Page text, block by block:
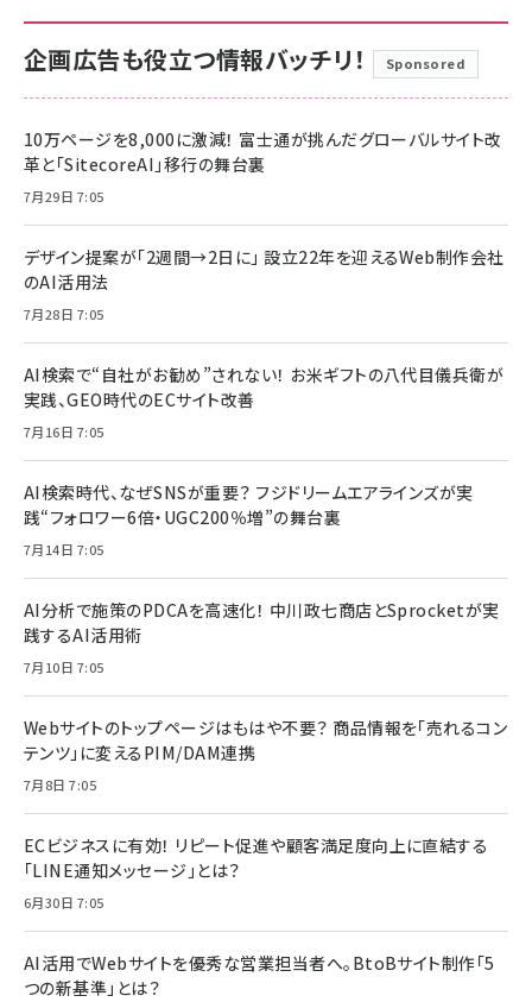
企画広告も役立つ情報バッチリ！ Sponsored
10万ページを8,000に激減！ 富士通が挑んだグローバルサイト改
革と「SitecoreAI」移行の舞台裏
7月29日 7:05
デザイン提案が「2週間→2日に」 設立22年を迎えるWeb制作会社
のAI活用法
7月28日 7:05
AI検索で“自社がお勧め”されない！ お米ギフトの八代目儀兵衛が
実践、GEO時代のECサイト改善
7月16日 7:05
AI検索時代、なぜSNSが重要？ フジドリームエアラインズが実
践“フォロワー6倍・UGC200％増”の舞台裏
7月14日 7:05
AI分析で施策のPDCAを高速化！ 中川政七商店とSprocketが実
践するAI活用術
7月10日 7:05
Webサイトのトップページはもはや不要？ 商品情報を「売れるコン
テンツ」に変えるPIM/DAM連携
7月8日 7:05
ECビジネスに有効！ リピート促進や顧客満足度向上に直結する
「LINE通知メッセージ」とは？
6月30日 7:05
AI活用でWebサイトを優秀な営業担当者へ。BtoBサイト制作「5
つの新基準」とは？